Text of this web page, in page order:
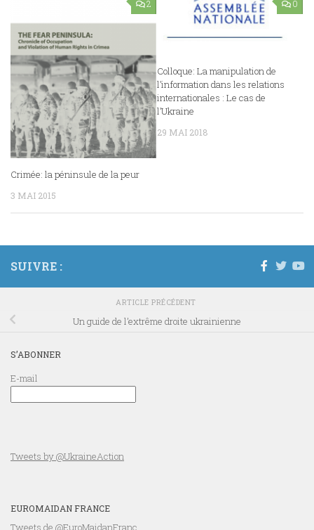
2
Crimée: la péninsule de la peur
3 MAI 2015
0
Colloque: La manipulation de
l’information dans les relations
internationales : Le cas de
l’Ukraine
29 MAI 2018
SUIVRE :
ARTICLE PRÉCÉDENT
Un guide de l’extrême droite ukrainienne
S’ABONNER
E-mail
Tweets by @UkraineAction
EUROMAIDAN FRANCE
Tweets de @EuroMaidanFranc